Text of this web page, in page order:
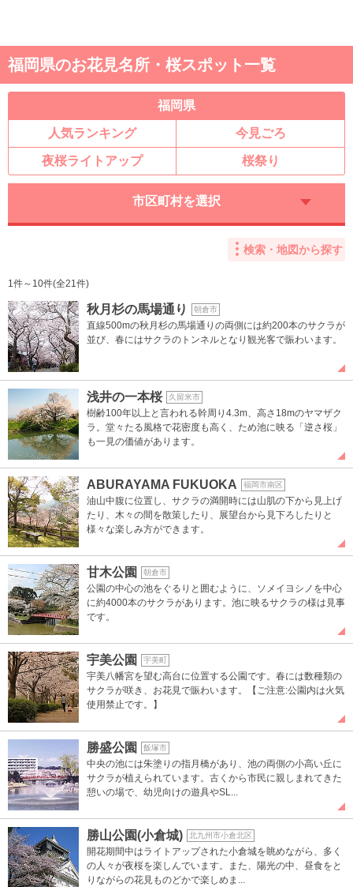
福岡県のお花見名所・桜スポット一覧
福岡県
人気ランキング 今見ごろ
夜桜ライトアップ 桜祭り
市区町村を選択
検索・地図から探す
1件～10件(全21件)
秋月杉の馬場通り 朝倉市
直線500mの秋月杉の馬場通りの両側には約200本のサクラが
並び、春にはサクラのトンネルとなり観光客で賑わいます。
浅井の一本桜 久留米市
樹齢100年以上と言われる幹周り4.3m、高さ18mのヤマザク
ラ。堂々たる風格で花密度も高く、ため池に映る「逆さ桜」
も一見の価値があります。
ABURAYAMA FUKUOKA 福岡市南区
油山中腹に位置し、サクラの満開時には山肌の下から見上げ
たり、木々の間を散策したり、展望台から見下ろしたりと
様々な楽しみ方ができます。
甘木公園 朝倉市
公園の中心の池をぐるりと囲むように、ソメイヨシノを中心
に約4000本のサクラがあります。池に映るサクラの様は見事
です。
宇美公園 宇美町
宇美八幡宮を望む高台に位置する公園です。春には数種類の
サクラが咲き、お花見で賑わいます。【ご注意:公園内は火気
使用禁止です。】
勝盛公園 飯塚市
中央の池には朱塗りの指月橋があり、池の両側の小高い丘に
サクラが植えられています。古くから市民に親しまれてきた
憩いの場で、幼児向けの遊具やSL...
勝山公園(小倉城) 北九州市小倉北区
開花期間中はライトアップされた小倉城を眺めながら、多く
の人々が夜桜を楽しんでいます。また、陽光の中、昼食をと
りながらの花見ものどかで楽しめま...